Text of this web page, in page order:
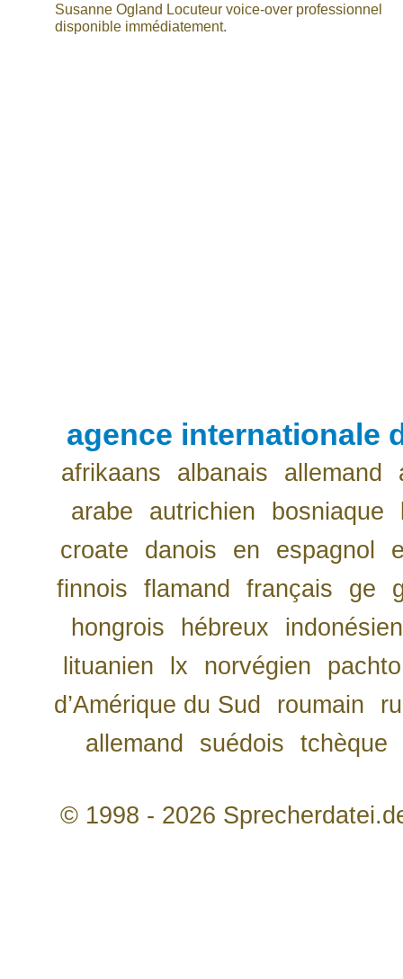
Susanne Ogland Locuteur voice-over professionnel
disponible immédiatement.
agence internationale
afrikaans albanais allemand
arabe
autrichien bosniaque
croate
danois en espagnol
finnois
flamand français ge
hongrois
hébreux
indonésien
lituanien
lx norvégien
pachto
d’Amérique du Sud
roumain
allemand
suédois tchèque
© 1998 - 2026